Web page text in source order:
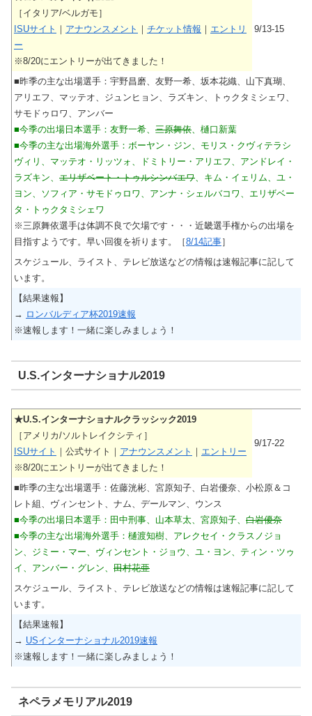
［イタリア/ベルガモ］
ISUサイト ｜ アナウンスメント ｜ チケット情報 ｜ エントリ
ー
※8/20にエントリーが出てきました！
9/13-15
■昨季の主な出場選手：宇野昌磨、友野一希、坂本花織、山下真瑚、
アリエフ、マッテオ、ジュンヒョン、ラズキン、トゥクタミシェワ、
サモドゥロワ、アンバー
■今季の出場日本選手：友野一希、 三原舞依、樋口新葉
■今季の主な出場海外選手：ボーヤン・ジン、モリス・クヴィテラシ
ヴィリ、マッテオ・リッツォ、ドミトリー・アリエフ、アンドレイ・
ラズキン、 エリザベート・トゥルシンバエワ、キム・イェリム、ユ・
ヨン、ソフィア・サモドゥロワ、アンナ・シェルバコワ、エリザベー
タ・トゥクタミシェワ
※三原舞依選手は体調不良で欠場です・・・近畿選手権からの出場を
目指すようです。早い回復を祈ります。［8/14記事］
スケジュール、ライスト、テレビ放送などの情報は速報記事に記して
います。
【結果速報】
→ ロンバルディア杯2019速報
※速報します！一緒に楽しみましょう！
U.S.インターナショナル2019
★U.S.インターナショナルクラッシック2019
［アメリカ/ソルトレイクシティ］
ISUサイト ｜公式サイト｜ アナウンスメント ｜ エントリー
※8/20にエントリーが出てきました！
9/17-22
■昨季の主な出場選手：佐藤洸彬、宮原知子、白岩優奈、小松原＆コ
レト組、ヴィンセント、ナム、デールマン、ウンス
■今季の出場日本選手：田中刑事、山本草太、宮原知子、 白岩優奈
■今季の主な出場海外選手：樋渡知樹、アレクセイ・クラスノジョ
ン、ジミー・マー、ヴィンセント・ジョウ、ユ・ヨン、ティン・ツゥ
イ、アンバー・グレン、 田村花亜
スケジュール、ライスト、テレビ放送などの情報は速報記事に記して
います。
【結果速報】
→ USインターナショナル2019速報
※速報します！一緒に楽しみましょう！
ネペラメモリアル2019